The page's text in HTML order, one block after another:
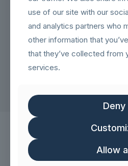
Rotoli BPA e BPS Free
Descrizione
use of our site with our
and analytics partners who
other information that
that they’ve collected from
services.
Deny
Allow